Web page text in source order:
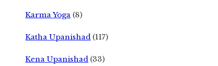
Karma Yoga (8)
Katha Upanishad (117)
Kena Upanishad (33)